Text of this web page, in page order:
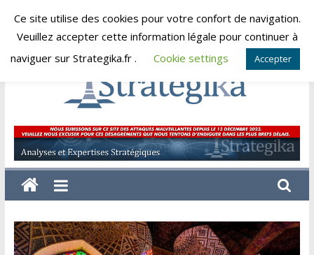
Skip
dimanche, août 9, 2026
Strategika
Expertise
et
Analyses
Ce site utilise des cookies pour votre confort de navigation.
Veuillez accepter cette information légale pour continuer à
naviguer sur Strategika.fr .
Cookie settings Accepter